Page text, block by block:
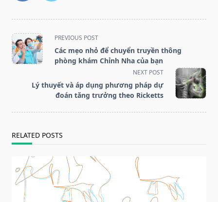
<span
class="nav-
subtitle
reader-
text">Page</span>
PREVIOUS POST
Các mẹo nhỏ để chuyển truyền thông
phòng khám Chỉnh Nha của bạn
NEXT POST
Lý thuyết và áp dụng phương pháp dự
đoán tăng trưởng theo Ricketts
RELATED POSTS